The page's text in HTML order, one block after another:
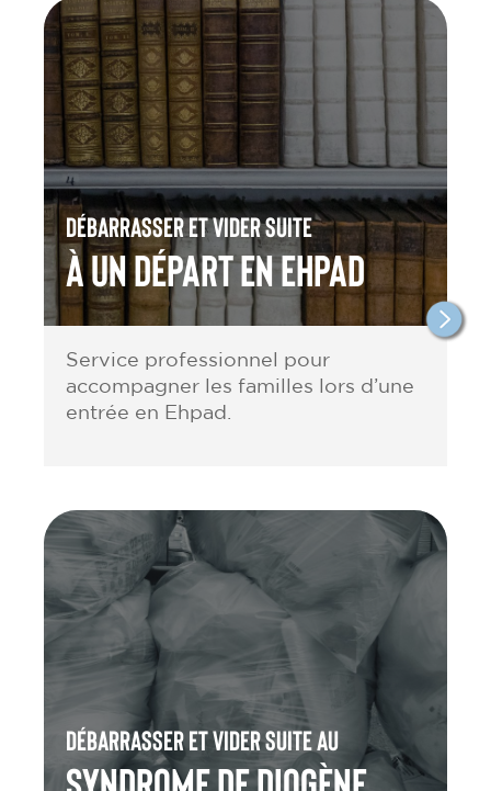
Débarrasser et vider suite
à un départ en Ehpad
Service professionnel pour
accompagner les familles lors d’une
entrée en Ehpad.
Débarrasser et vider suite au